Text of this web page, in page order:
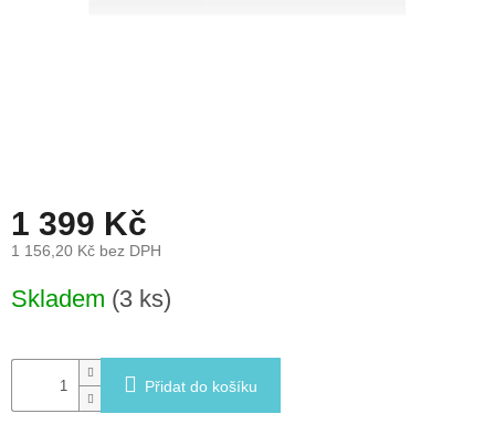
1 399 Kč
1 156,20 Kč bez DPH
cena:
Skladem (3 ks)
Přidat do košíku